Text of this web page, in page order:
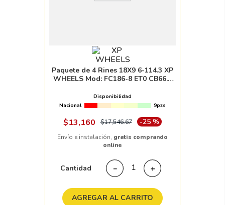
Paquete de 4 Rines 18X9 6-114.3 XP
WHEELS Mod: FC186-8 ET0 CB66.1
Disponibilidad
Nacional
9pzs
$13,160 $17,546.67 -25 %
Envío e instalación, gratis comprando
online
Cantidad ＋
－
AGREGAR AL CARRITO